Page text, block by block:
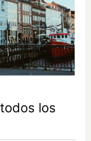
los